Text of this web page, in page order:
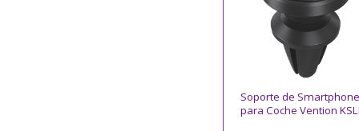
Soporte de Smartphone
para Coche Vention